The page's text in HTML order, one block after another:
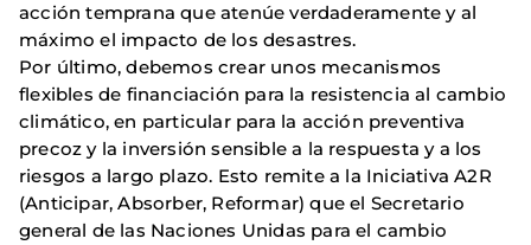
acción temprana que atenúe verdaderamente y al
máximo el impacto de los desastres.
Por último, debemos crear unos mecanismos
flexibles de financiación para la resistencia al cambio
climático, en particular para la acción preventiva
precoz y la inversión sensible a la respuesta y a los
riesgos a largo plazo. Esto remite a la Iniciativa A2R
(Anticipar, Absorber, Reformar) que el Secretario
general de las Naciones Unidas para el cambio